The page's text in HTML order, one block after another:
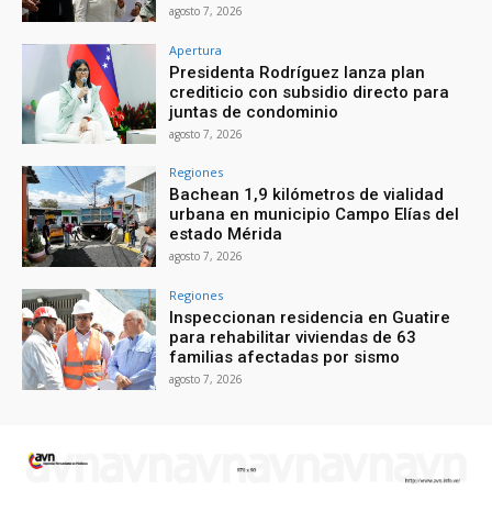
agosto 7, 2026
Apertura
Presidenta Rodríguez lanza plan
crediticio con subsidio directo para
juntas de condominio
agosto 7, 2026
Regiones
Bachean 1,9 kilómetros de vialidad
urbana en municipio Campo Elías del
estado Mérida
agosto 7, 2026
Regiones
Inspeccionan residencia en Guatire
para rehabilitar viviendas de 63
familias afectadas por sismo
agosto 7, 2026